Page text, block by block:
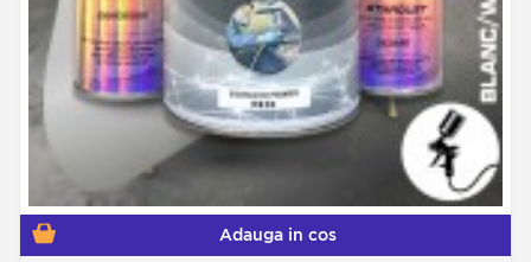
Adauga in cos